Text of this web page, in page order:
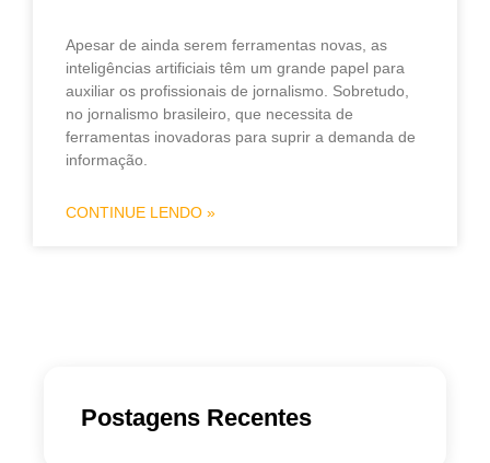
Apesar de ainda serem ferramentas novas, as
inteligências artificiais têm um grande papel para
auxiliar os profissionais de jornalismo. Sobretudo,
no jornalismo brasileiro, que necessita de
ferramentas inovadoras para suprir a demanda de
informação.
CONTINUE LENDO »
Postagens Recentes